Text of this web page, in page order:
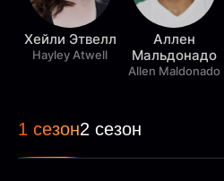
Хейли Этвелл
Hayley Atwell
Аллен
Мальдонадо
Allen Maldonado
1 сезон2 сезон